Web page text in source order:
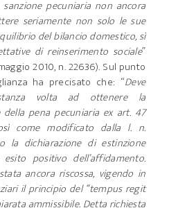
pecuniaria non ancora
seriamente non solo le sue
del bilancio domestico, sì
di reinserimento sociale”
2010, n. 22636). Sul punto
ha precisato che: “Deve
volta ad ottenere la
pena pecuniaria ex art. 47
come modificato dalla l. n.
la dichiarazione di estinzione
positivo dell’affidamento.
ancora riscossa, vigendo in
il principio del “tempus regit
ammissibile. Detta richiesta